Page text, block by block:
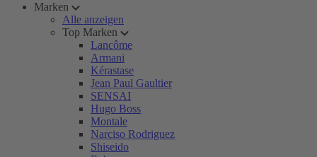
Marken
Alle anzeigen
Top Marken
Lancôme
Armani
Kérastase
Jean Paul Gaultier
SENSAI
Hugo Boss
Montale
Narciso Rodriguez
Shiseido